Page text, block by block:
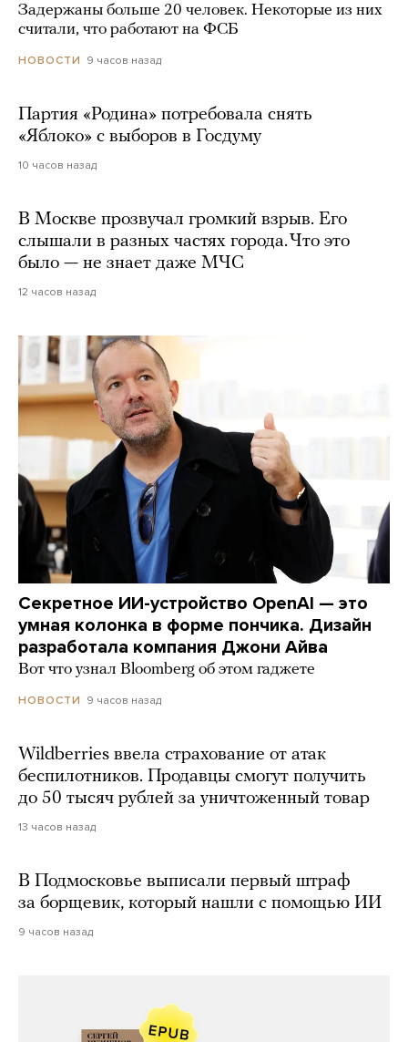
Задержаны больше 20 человек. Некоторые из них
считали, что работают на ФСБ
НОВОСТИ 9 часов назад
Партия «Родина» потребовала снять
«Яблоко» с выборов в Госдуму
10 часов назад
В Москве прозвучал громкий взрыв. Его
слышали в разных частях города. Что это
было — не знает даже МЧС
12 часов назад
Секретное ИИ-устройство OpenAI — это
умная колонка в форме пончика. Дизайн
разработала компания Джони Айва
Вот что узнал Bloomberg об этом гаджете
НОВОСТИ 9 часов назад
Wildberries ввела страхование от атак
беспилотников. Продавцы смогут получить
до 50 тысяч рублей за уничтоженный товар
13 часов назад
В Подмосковье выписали первый штраф
за борщевик, который нашли с помощью ИИ
9 часов назад